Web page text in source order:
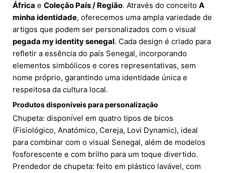
África e Coleção País / Região. Através do conceito A
minha identidade, oferecemos uma ampla variedade de
artigos que podem ser personalizados com o visual
pegada my identity senegal. Cada design é criado para
refletir a essência do país Senegal, incorporando
elementos simbólicos e cores representativas, sem
nome próprio, garantindo uma identidade única e
respeitosa da cultura local.
Produtos disponíveis para personalização
Chupeta: disponível em quatro tipos de bicos
(Fisiológico, Anatómico, Cereja, Lovi Dynamic), ideal
para combinar com o visual Senegal, além de modelos
fosforescente e com brilho para um toque divertido.
Prendedor de chupeta: feito em plástico lavável, com